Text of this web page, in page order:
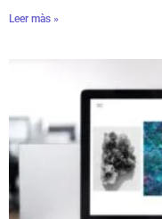
Leer màs »